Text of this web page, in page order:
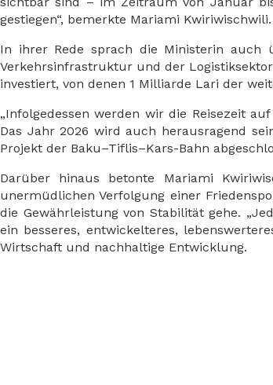
gestiegen“, bemerkte Mariami Kwiriwischwili.
In ihrer Rede sprach die Ministerin auch
Verkehrsinfrastruktur und der
investiert, von denen 1 Milliarde Lari der
„Infolgedessen werden wir die Reisezeit
Das Jahr 2026 wird auch herausragend
Projekt der Baku–Tiflis–Kars-Bahn
Darüber hinaus betonte Mariami
unermüdlichen Verfolgung einer
die Gewährleistung von Stabilität gehe.
ein besseres, entwickelteres,
Wirtschaft und nachhaltige Entwicklung.